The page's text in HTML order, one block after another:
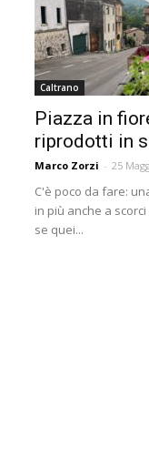
Caltrano
Piazza in
riprodotti in
Marco Zorzi - 25
C'è poco da fare:
in più anche a
se quei...